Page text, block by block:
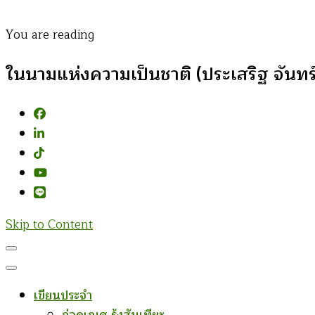
You are reading
ในนามแห่งความเป็นชาติ (ประเสริฐ จันท
Skip to Content
เขียนประจำ